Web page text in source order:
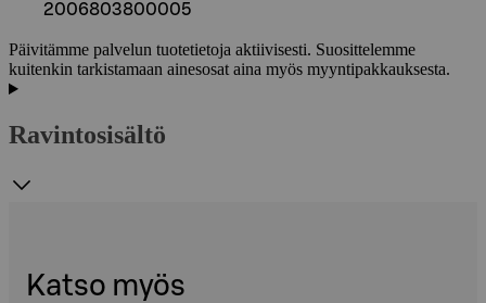
2006803800005
Päivitämme palvelun tuotetietoja aktiivisesti. Suosittelemme
kuitenkin tarkistamaan ainesosat aina myös myyntipakkauksesta.
Ravintosisältö
Katso myös